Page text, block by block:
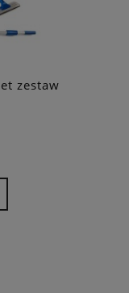
zestaw